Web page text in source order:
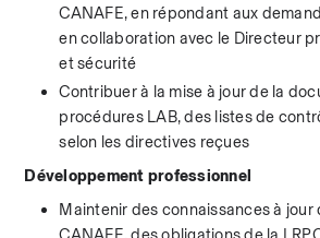
CANAFE, en répondant aux
en collaboration avec le Directeur
et sécurité
Contribuer à la mise à jour de la
procédures LAB, des listes de
selon les directives reçues
Développement professionnel
Maintenir des connaissances à